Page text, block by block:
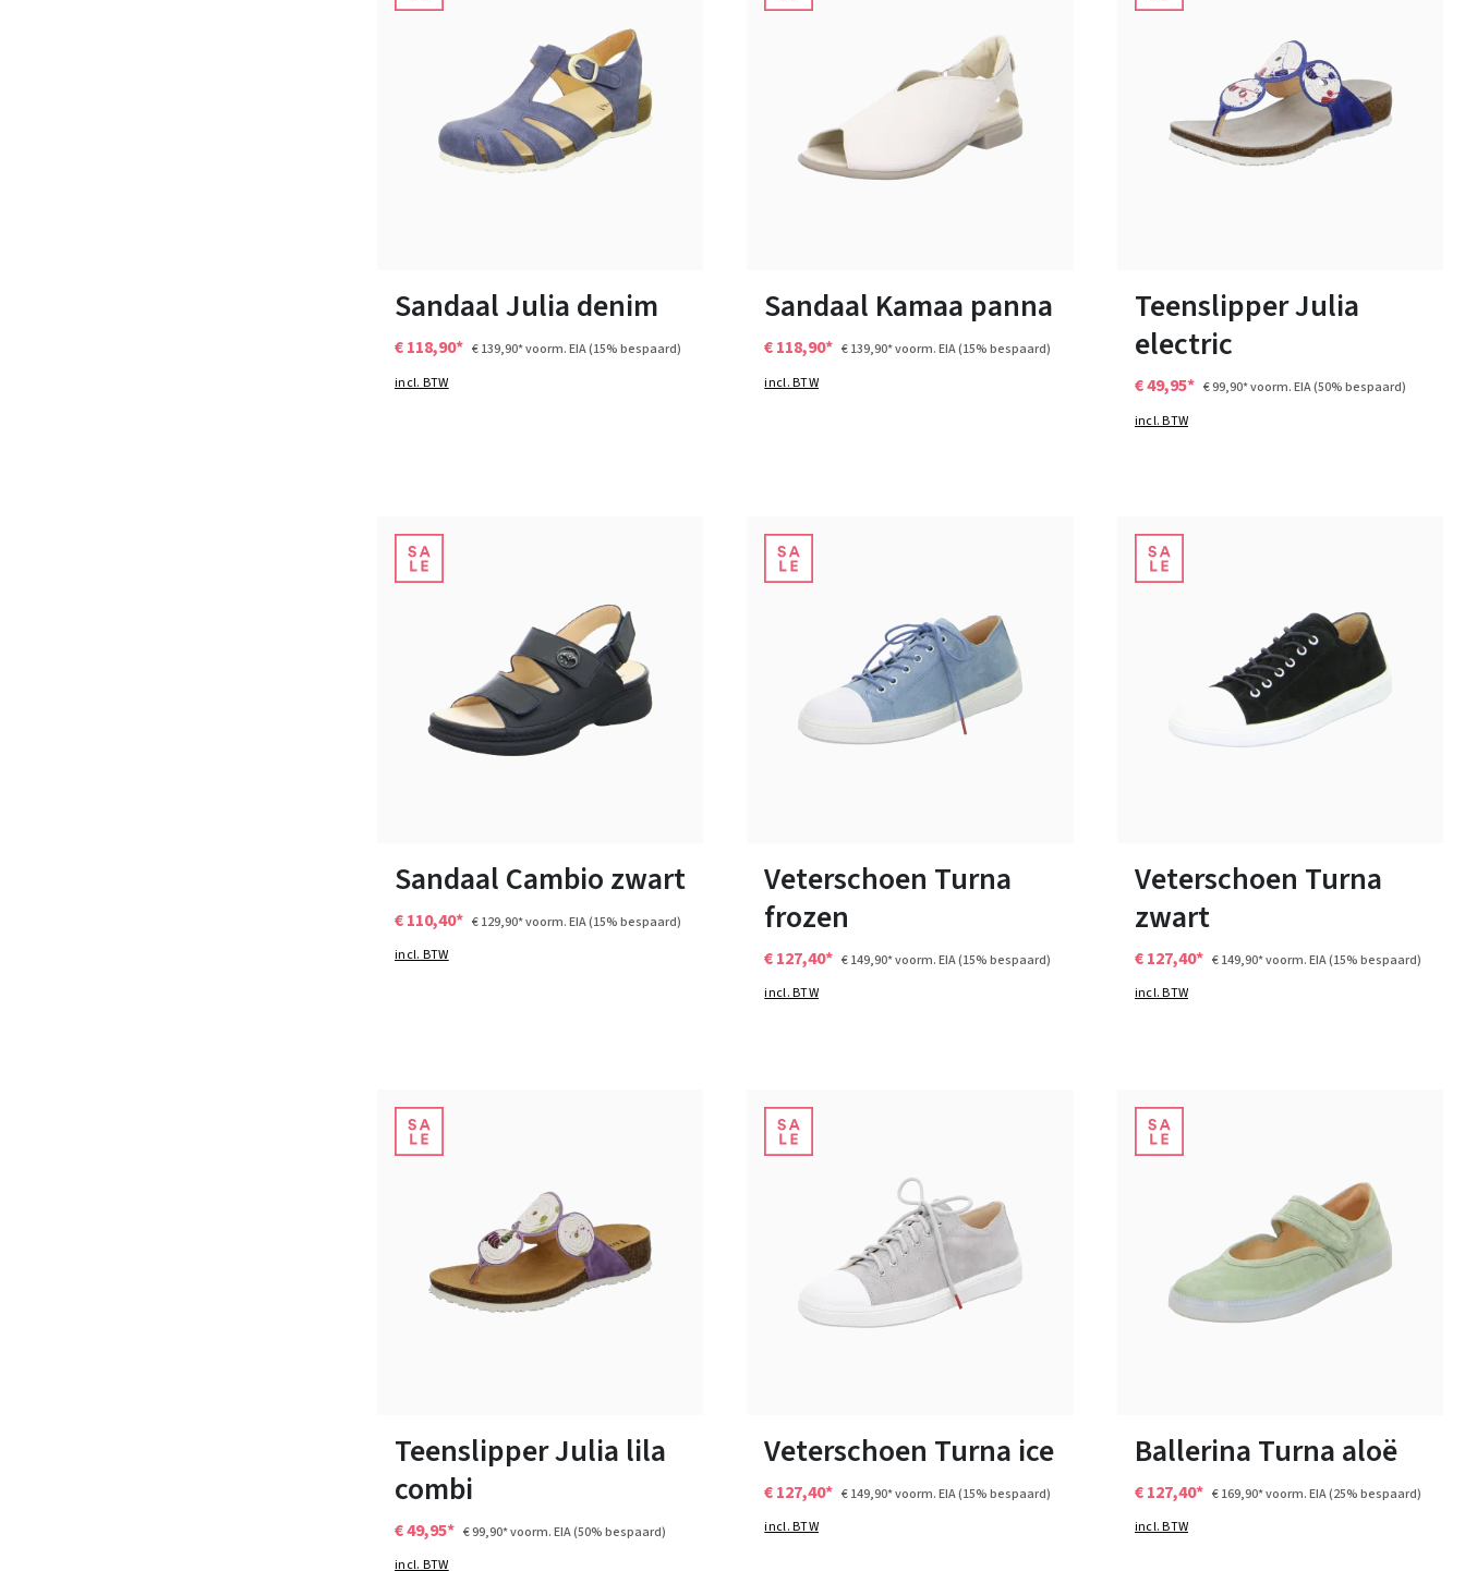
Sandaal Julia denim
€ 118,90* € 139,90*voorm. EIA(15% bespaard)
incl. BTW
Sandaal Kamaa panna
€ 118,90* € 139,90*voorm. EIA(15% bespaard)
incl. BTW
Teenslipper Julia
electric
€ 49,95* € 99,90*voorm. EIA(50% bespaard)
incl. BTW
Sandaal Cambio zwart
€ 110,40* € 129,90*voorm. EIA(15% bespaard)
incl. BTW
Veterschoen Turna
frozen
€ 127,40* € 149,90*voorm. EIA(15% bespaard)
incl. BTW
Veterschoen Turna
zwart
€ 127,40* € 149,90*voorm. EIA(15% bespaard)
incl. BTW
Teenslipper Julia lila
combi
€ 49,95* € 99,90*voorm. EIA(50% bespaard)
incl. BTW
Veterschoen Turna ice
€ 127,40* € 149,90*voorm. EIA(15% bespaard)
incl. BTW
Ballerina Turna aloë
€ 127,40* € 169,90*voorm. EIA(25% bespaard)
incl. BTW